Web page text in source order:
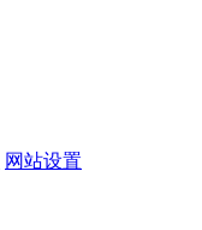
网站设置